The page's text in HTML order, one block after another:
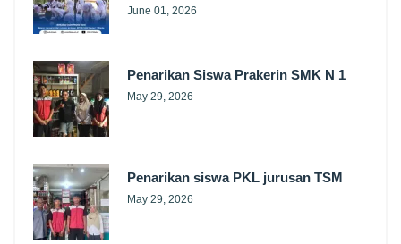
June 01, 2026
Penarikan Siswa Prakerin SMK N 1
May 29, 2026
Penarikan siswa PKL jurusan TSM
May 29, 2026